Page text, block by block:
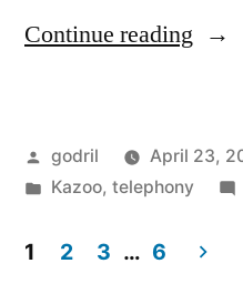
Continue reading “Voice
Ofon
Posted
by
godril
April 23,
Posted
Kazoo, telephony
1 2 3 … 6